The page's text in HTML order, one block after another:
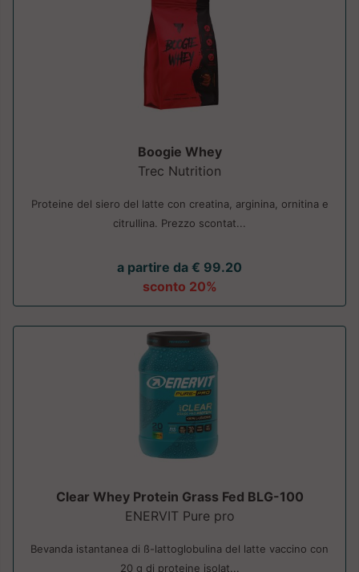
Boogie Whey
Trec Nutrition
Proteine del siero del latte con creatina, arginina, ornitina e
citrullina. Prezzo scontat...
a partire da € 99.20
sconto 20%
Clear Whey Protein Grass Fed BLG-100
ENERVIT Pure pro
Bevanda istantanea di ß-lattoglobulina del latte vaccino con
20 g di proteine isolat...